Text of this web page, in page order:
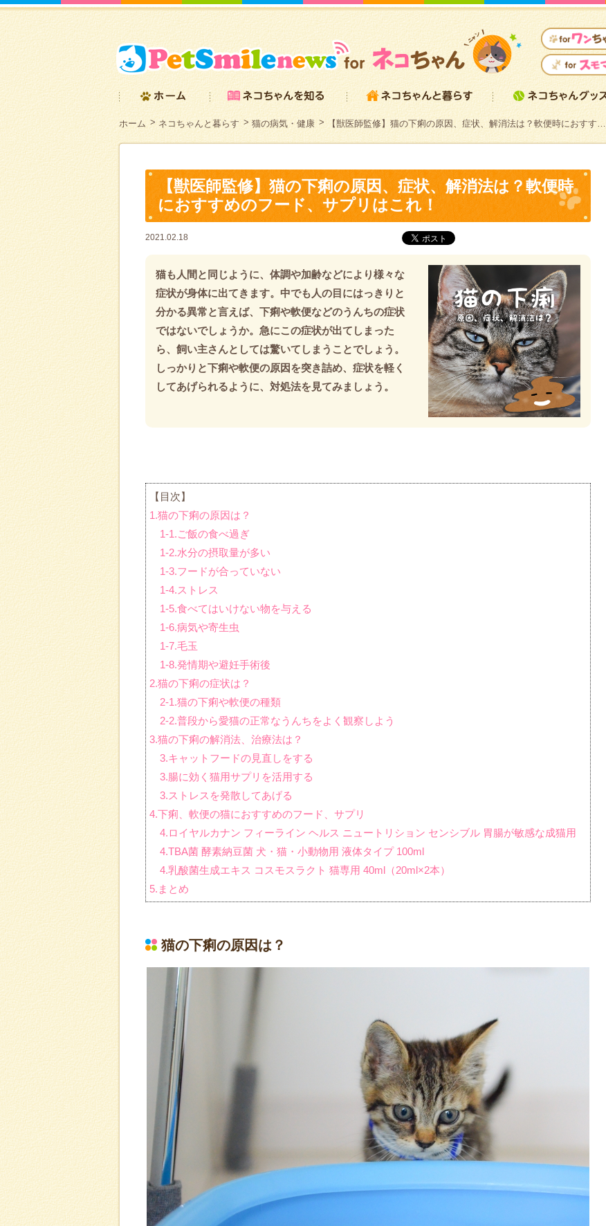
ホーム ネコちゃんと暮らす 猫の病気・健康 【獣医師監修】猫の下痢の原因、症状、解消法は？軟便時におすす…
【獣医師監修】猫の下痢の原因、症状、解消法は？軟便時
におすすめのフード、サプリはこれ！
2021.02.18
猫も人間と同じように、体調や加齢などにより様々な
症状が身体に出てきます。中でも人の目にはっきりと
分かる異常と言えば、下痢や軟便などのうんちの症状
ではないでしょうか。急にこの症状が出てしまった
ら、飼い主さんとしては驚いてしまうことでしょう。
しっかりと下痢や軟便の原因を突き詰め、症状を軽く
してあげられるように、対処法を見てみましょう。
【目次】
1.猫の下痢の原因は？
1-1.ご飯の食べ過ぎ
1-2.水分の摂取量が多い
1-3.フードが合っていない
1-4.ストレス
1-5.食べてはいけない物を与える
1-6.病気や寄生虫
1-7.毛玉
1-8.発情期や避妊手術後
2.猫の下痢の症状は？
2-1.猫の下痢や軟便の種類
2-2.普段から愛猫の正常なうんちをよく観察しよう
3.猫の下痢の解消法、治療法は？
3.キャットフードの見直しをする
3.腸に効く猫用サプリを活用する
3.ストレスを発散してあげる
4.下痢、軟便の猫におすすめのフード、サプリ
4.ロイヤルカナン フィーライン ヘルス ニュートリション センシブル 胃腸が敏感な成猫用
4.TBA菌 酵素納豆菌 犬・猫・小動物用 液体タイプ 100ml
4.乳酸菌生成エキス コスモスラクト 猫専用 40ml（20ml×2本）
5.まとめ
猫の下痢の原因は？